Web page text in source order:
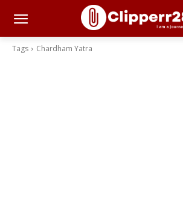
Tags Chardham Yatra